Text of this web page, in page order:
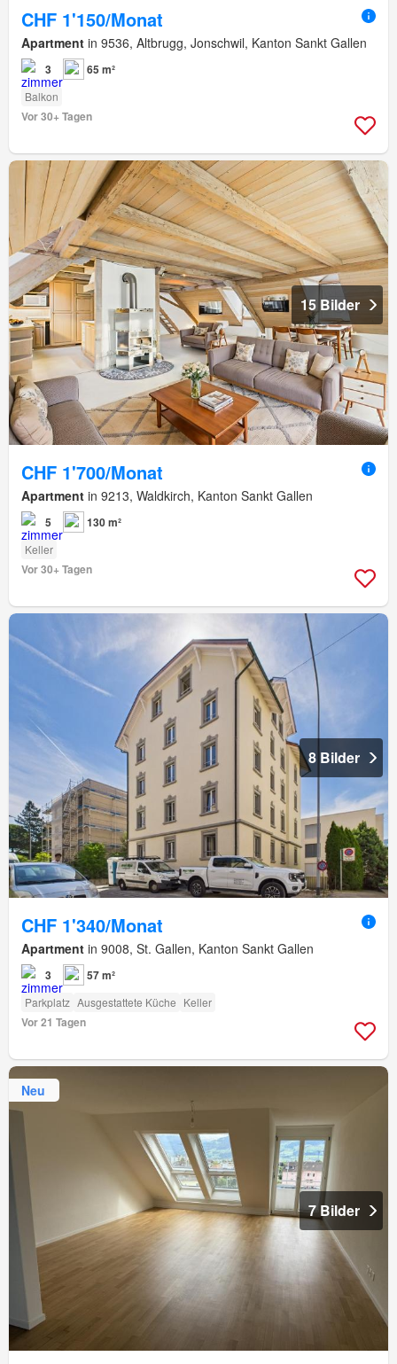
CHF 1'150/Monat
Apartment in 9536, Altbrugg, Jonschwil, Kanton Sankt Gallen
3 65 m²
Balkon
Vor 30+ Tagen
15 Bilder
CHF 1'700/Monat
Apartment in 9213, Waldkirch, Kanton Sankt Gallen
5 130 m²
Keller
Vor 30+ Tagen
8 Bilder
CHF 1'340/Monat
Apartment in 9008, St. Gallen, Kanton Sankt Gallen
3 57 m²
Parkplatz Ausgestattete Küche Keller
Vor 21 Tagen
Neu
7 Bilder